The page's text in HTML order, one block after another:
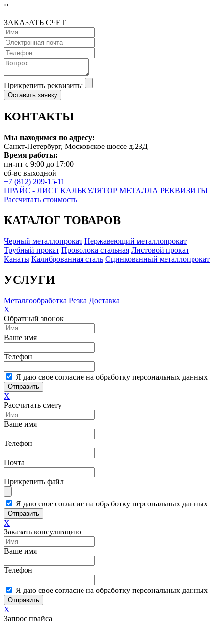
‹›
ЗАКАЗАТЬ СЧЕТ
Прикрепить реквизиты
Оставить заявку
КОНТАКТЫ
Мы находимся по адресу:
Санкт-Петербург, Московское шоссе д.23Д
Время работы:
пн-пт с 9:00 до 17:00
сб-вс выходной
+7 (812) 209-15-11
ПРАЙС - ЛИСТ КАЛЬКУЛЯТОР МЕТАЛЛА РЕКВИЗИТЫ
Рассчитать стоимость
КАТАЛОГ ТОВАРОВ
Черный металлопрокат Нержавеющий металлопрокат
Трубный прокат Проволока стальная Листовой прокат
Канаты Калиброванная сталь Оцинкованный металлопрокат
УСЛУГИ
Металлообработка Резка Доставка
X
Обратный звонок
Ваше имя
Телефон
Я даю свое согласие на обработку персональных данных
Отправить
X
Рассчитать смету
Ваше имя
Телефон
Почта
Прикрепить файл
Я даю свое согласие на обработку персональных данных
Отправить
X
Заказать консультацию
Ваше имя
Телефон
Я даю свое согласие на обработку персональных данных
Отправить
X
Запрос прайса